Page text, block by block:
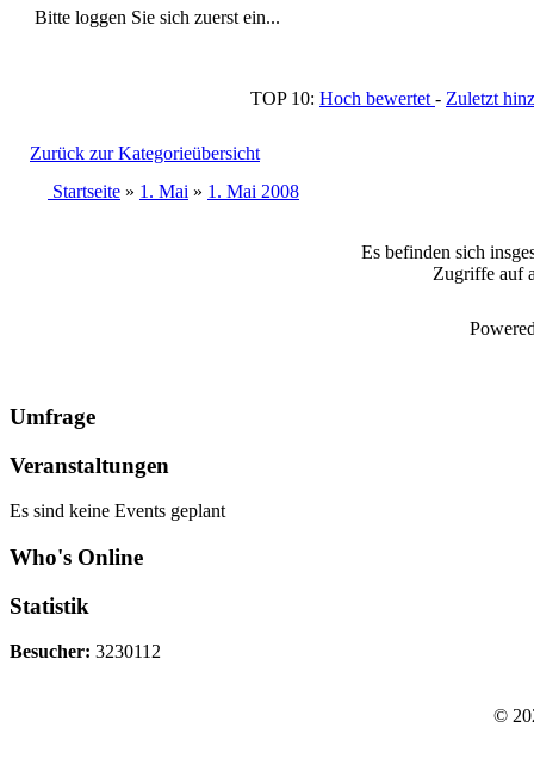
Bitte loggen Sie sich zuerst ein...
TOP 10: Hoch bewertet - Zuletzt
Zurück zur Kategorieübersicht
Startseite » 1. Mai » 1. Mai 2008
Es befinden sich
Zugriffe auf
Umfrage
Veranstaltungen
Es sind keine Events geplant
Who's Online
Statistik
Besucher: 3230112
©